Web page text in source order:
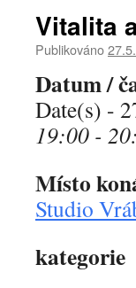
Vitalita
Publikováno
Datum /
Date(s) -
19:00 -
Místo
Studio
kategorie